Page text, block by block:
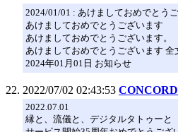
2024/01/01 : あけましておめでとう
あけましておめでとうございます
あけましておめでとうございます。
あけましておめでとうございます 全
2024年01月01日 お知らせ
2022/07/02 02:43:53
2022.07.01
縁と、流儀と、デジタルタトゥーと